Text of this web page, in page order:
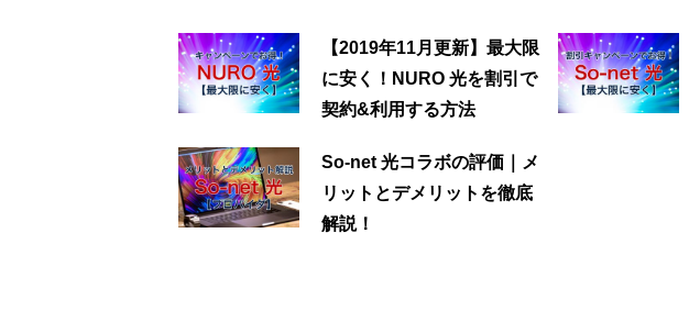
【2019年11月更新】最大限
に安く！NURO 光を割引で
契約&利用する方法
So-net 光コラボの評価｜メ
リットとデメリットを徹底
解説！